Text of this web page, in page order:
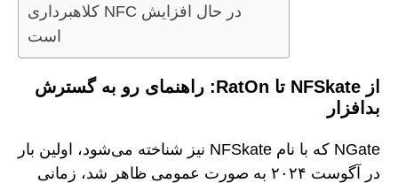
کلاهبرداری NFC در حال افزایش
است
از NFSkate تا RatOn: راهنمای رو به گسترش
بدافزار
NGate که با نام NFSkate نیز شناخته می‌شود، اولین بار
در آگوست ۲۰۲۴ به صورت عمومی ظاهر شد، زمانی